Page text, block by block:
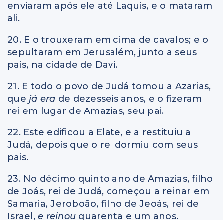
enviaram após ele até Laquis, e o mataram
ali.
20. E o trouxeram em cima de cavalos; e o
sepultaram em Jerusalém, junto a seus
pais, na cidade de Davi.
21. E todo o povo de Judá tomou a Azarias,
que já era de dezesseis anos, e o fizeram
rei em lugar de Amazias, seu pai.
22. Este edificou a Elate, e a restituiu a
Judá, depois que o rei dormiu com seus
pais.
23. No décimo quinto ano de Amazias, filho
de Joás, rei de Judá, começou a reinar em
Samaria, Jeroboão, filho de Jeoás, rei de
Israel, e reinou quarenta e um anos.